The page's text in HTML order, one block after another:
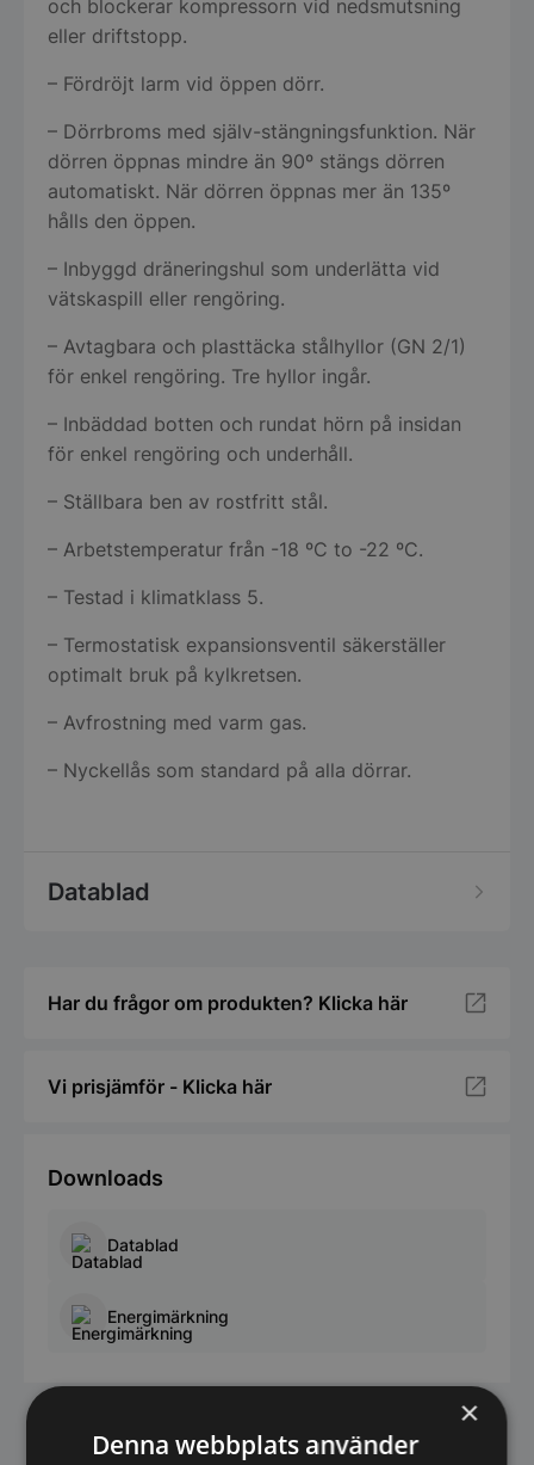
och blockerar kompressorn vid nedsmutsning
eller driftstopp.
– Fördröjt larm vid öppen dörr.
– Dörrbroms med själv-stängningsfunktion. När
dörren öppnas mindre än 90º stängs dörren
automatiskt. När dörren öppnas mer än 135º
hålls den öppen.
– Inbyggd dräneringshul som underlätta vid
vätskaspill eller rengöring.
– Avtagbara och plasttäcka stålhyllor (GN 2/1)
för enkel rengöring. Tre hyllor ingår.
– Inbäddad botten och rundat hörn på insidan
för enkel rengöring och underhåll.
– Ställbara ben av rostfritt stål.
– Arbetstemperatur från -18 ºC to -22 ºC.
– Testad i klimatklass 5.
– Termostatisk expansionsventil säkerställer
optimalt bruk på kylkretsen.
– Avfrostning med varm gas.
– Nyckellås som standard på alla dörrar.
Datablad
Har du frågor om produkten? Klicka här
Vi prisjämför - Klicka här
Downloads
Datablad
Energimärkning
×
Denna webbplats använder